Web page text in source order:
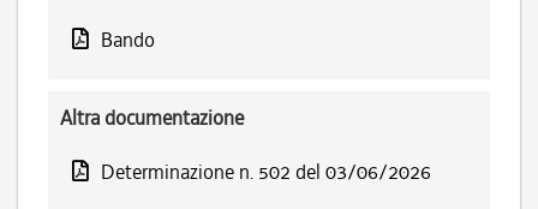
Bando
Altra documentazione
Determinazione n. 502 del 03/06/2026